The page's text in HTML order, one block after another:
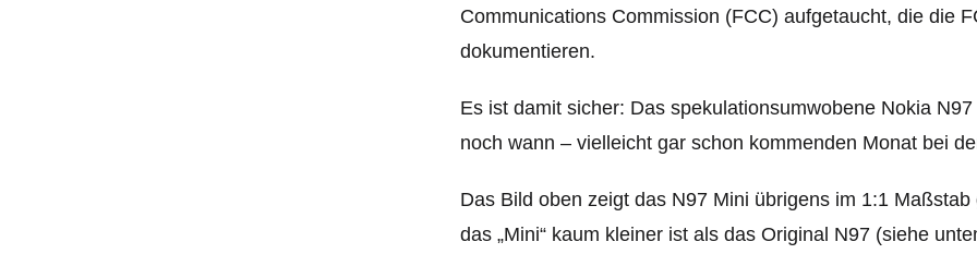
Communications Commission (FCC) aufgetaucht, die die
dokumentieren.
Es ist damit sicher: Das spekulationsumwobene Nokia
noch wann – vielleicht gar schon kommenden Monat bei
Das Bild oben zeigt das N97 Mini übrigens im 1:1
das „Mini“ kaum kleiner ist als das Original N97 (siehe